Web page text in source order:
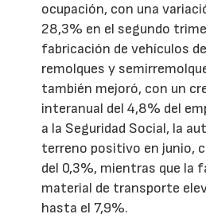
ocupación, con una
28,3% en el segundo
fabricación de vehículos
remolques y
también mejoró, con un
interanual del 4,8% del
a la Seguridad Social, la
terreno positivo en junio,
del 0,3%, mientras que la
material de transporte
hasta el 7,9%.